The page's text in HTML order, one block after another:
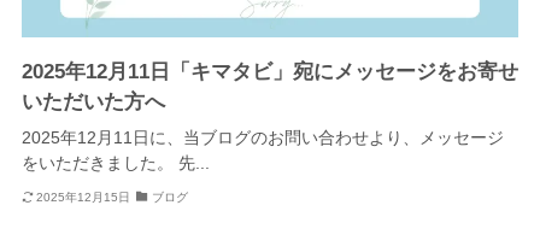
2025年12月11日「キマタビ」宛にメッセージをお寄せ
いただいた方へ
2025年12月11日に、当ブログのお問い合わせより、メッセージ
をいただきました。 先...
2025年12月15日 ブログ